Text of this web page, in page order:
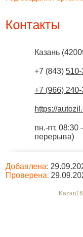
Контакты
Казань (
+7 (843) 510-
+7 (966)
https://
пн.-пт.
перерыва)
Добавлена:
Проверена: